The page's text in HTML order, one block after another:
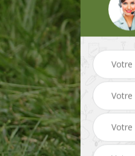
Entreprise de
jardinage 45